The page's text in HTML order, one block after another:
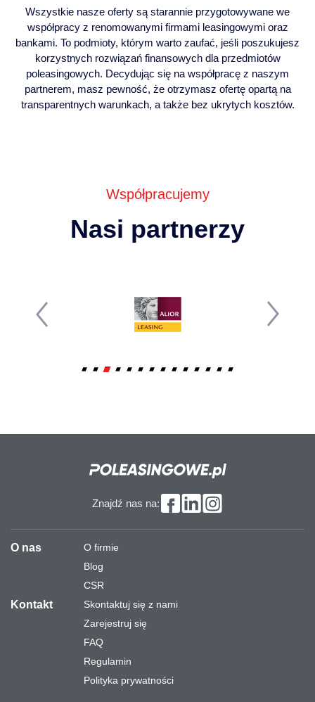
Wszystkie nasze oferty są starannie przygotowywane we
współpracy z renomowanymi firmami leasingowymi oraz
bankami. To podmioty, którym warto zaufać, jeśli poszukujesz
korzystnych rozwiązań finansowych dla przedmiotów
poleasingowych. Decydując się na współpracę z naszym
partnerem, masz pewność, że otrzymasz ofertę opartą na
transparentnych warunkach, a także bez ukrytych kosztów.
Współpracujemy
Nasi partnerzy
Znajdź nas na:
O nas
O firmie
Blog
CSR
Kontakt
Skontaktuj się z nami
Zarejestruj się
FAQ
Regulamin
Polityka prywatności